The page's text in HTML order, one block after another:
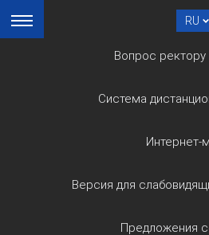
RU
Вопрос ректору
Система
Интернет-
Версия для
Предложения